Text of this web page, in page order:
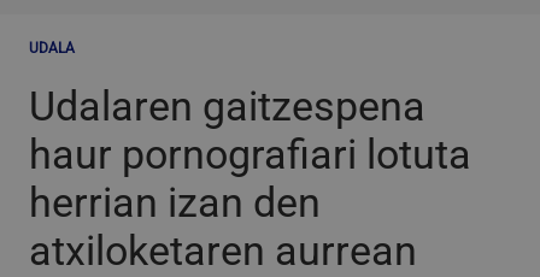
UDALA
Udalaren gaitzespena
haur pornografiari lotuta
herrian izan den
atxiloketaren aurrean